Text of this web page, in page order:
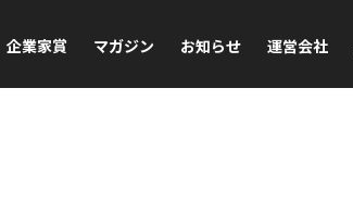
企業家賞 マガジン お知らせ 運営会社